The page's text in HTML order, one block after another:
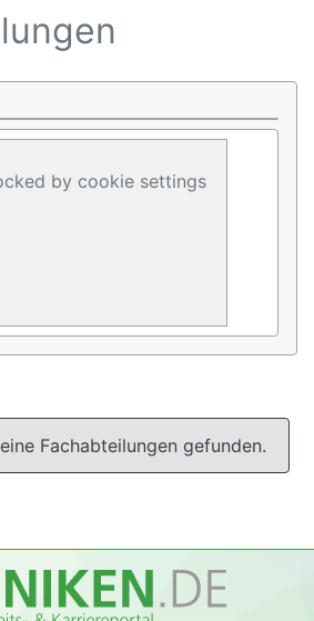
by cookie settings
Fachabteilungen gefunden.